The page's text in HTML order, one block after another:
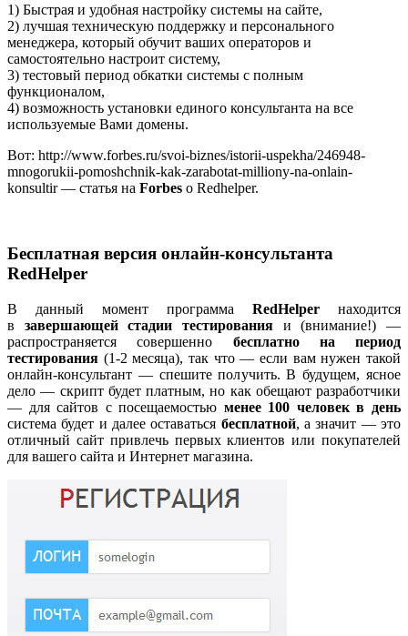
1) Быстрая и удобная настройку системы на сайте,
2) лучшая техническую поддержку и персонального
менеджера, который обучит ваших операторов и
самостоятельно настроит систему,
3) тестовый период обкатки системы с полным
функционалом,
4) возможность установки единого консультанта на все
используемые Вами домены.
Вот: http://www.forbes.ru/svoi-biznes/istorii-uspekha/246948-
mnogorukii-pomoshchnik-kak-zarabotat-milliony-na-onlain-
konsultir — статья на Forbes о Redhelper.
Бесплатная версия онлайн-консультанта
RedHelper
В данный момент программа RedHelper находится
в завершающей стадии тестирования и (внимание!) —
распространяется совершенно бесплатно на период
тестирования (1-2 месяца), так что — если вам нужен такой
онлайн-консультант — спешите получить. В будущем, ясное
дело — скрипт будет платным, но как обещают разработчики
— для сайтов с посещаемостью менее 100 человек в день
система будет и далее оставаться бесплатной, а значит — это
отличный сайт привлечь первых клиентов или покупателей
для вашего сайта и Интернет магазина.